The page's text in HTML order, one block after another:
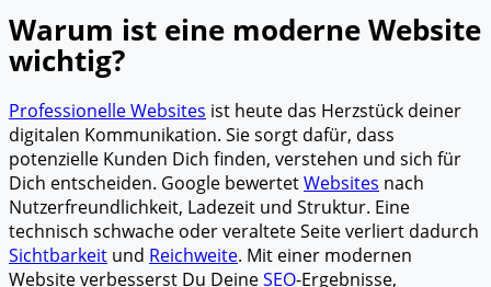
Warum ist eine moderne Website
wichtig?
Professionelle Websites ist heute das Herzstück deiner
digitalen Kommunikation. Sie sorgt dafür, dass
potenzielle Kunden Dich finden, verstehen und sich für
Dich entscheiden. Google bewertetWebsites nach
Nutzerfreundlichkeit, Ladezeit und Struktur. Eine
technisch schwache oder veraltete Seite verliert dadurch
Sichtbarkeit und Reichweite. Mit einer modernen
Website verbesserst Du DeineSEO-Ergebnisse,